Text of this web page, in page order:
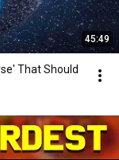
45:49
That Should